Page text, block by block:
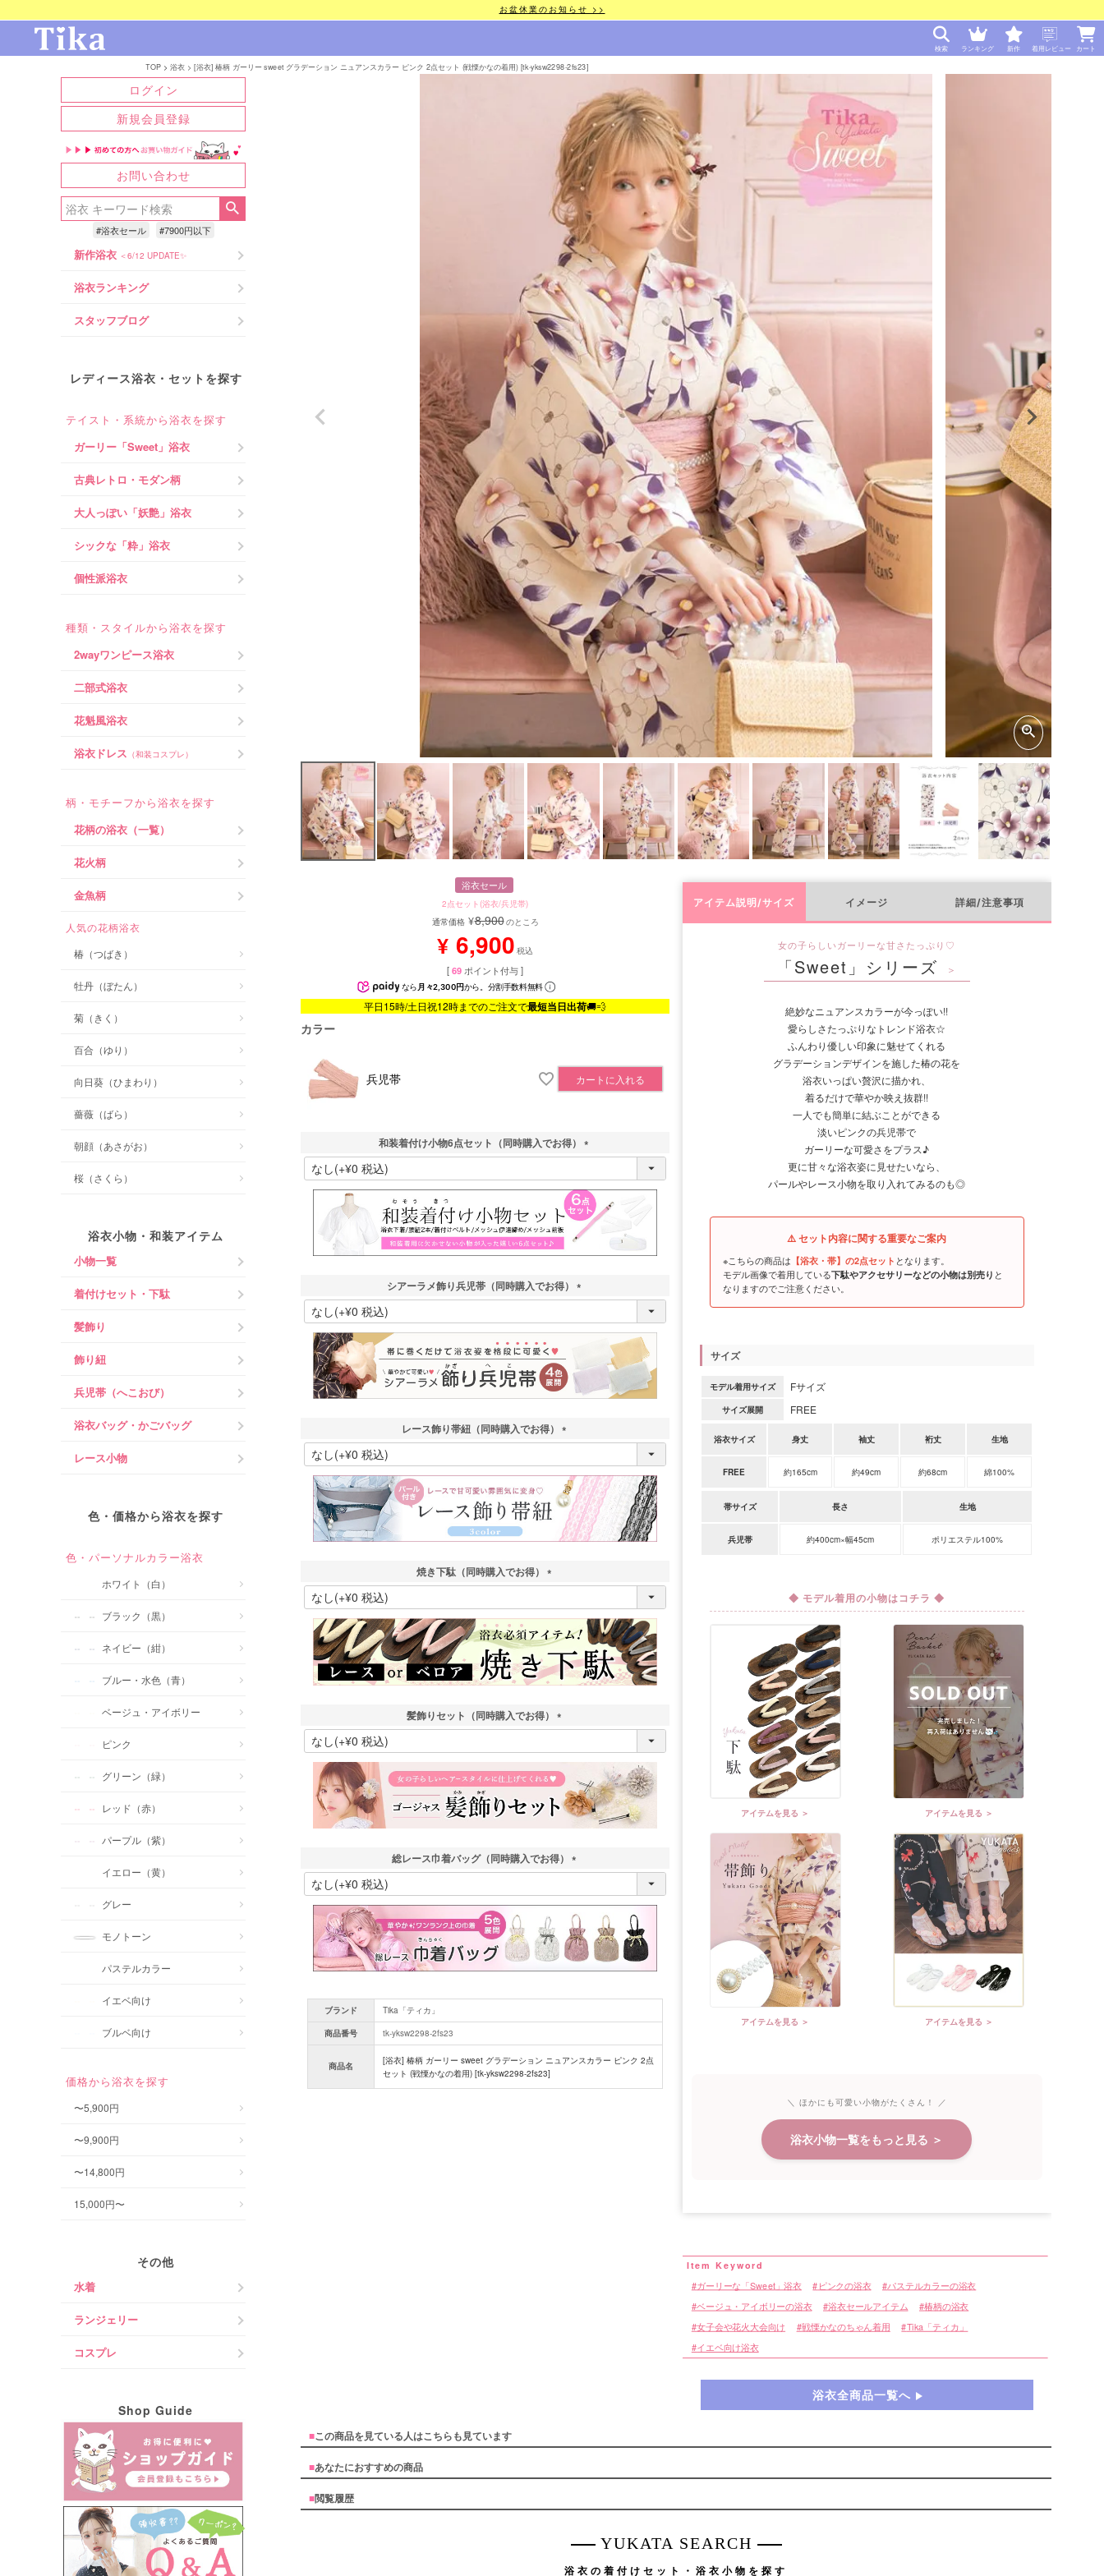
お盆休業のお知らせ >>
検索 ランキング 新作 着用レビュー カート
TOP 浴衣 [浴衣] 椿柄 ガーリー sweet グラデーション ニュアンスカラー ピンク 2点セット (戦慄かなの着用) [tk-yksw2298-2fs23]
ログイン
新規会員登録
お問い合わせ
#浴衣セール #7900円以下
新作浴衣 ＜6/12 UPDATE✨
浴衣ランキング
スタッフブログ
レディース浴衣・セットを探す
テイスト・系統から浴衣を探す
ガーリー「Sweet」浴衣
古典レトロ・モダン柄
大人っぽい「妖艶」浴衣
シックな「粋」浴衣
個性派浴衣
種類・スタイルから浴衣を探す
2wayワンピース浴衣
二部式浴衣
花魁風浴衣
浴衣ドレス （和装コスプレ）
柄・モチーフから浴衣を探す
花柄の浴衣（一覧）
花火柄
金魚柄
人気の花柄浴衣
椿（つばき）
牡丹（ぼたん）
菊（きく）
百合（ゆり）
向日葵（ひまわり）
薔薇（ばら）
朝顔（あさがお）
桜（さくら）
浴衣小物・和装アイテム
小物一覧
着付けセット・下駄
髪飾り
飾り紐
兵児帯（へこおび）
浴衣バッグ・かごバッグ
レース小物
色・価格から浴衣を探す
色・パーソナルカラー浴衣
ホワイト（白）
ブラック（黒）
ネイビー（紺）
ブルー・水色（青）
ベージュ・アイボリー
ピンク
グリーン（緑）
レッド（赤）
パープル（紫）
イエロー（黄）
グレー
モノトーン
パステルカラー
イエベ向け
ブルベ向け
価格から浴衣を探す
〜5,900円
〜9,900円
〜14,800円
15,000円〜
その他
水着
ランジェリー
コスプレ
Shop Guide
浴衣セール
2点セット(浴衣/兵児帯)
通常価格 ¥8,900のところ
¥ 6,900 税込
[69 ポイント付与 ]
なら 月々2,300円から。分割手数料無料
平日15時/土日祝12時までのご注文で最短当日出荷🚚💨
カラー
兵児帯 カートに入れる
和装着付け小物6点セット（同時購入でお得）
(
必
須
)
シアーラメ飾り兵児帯（同時購入でお得）
(
必
須
レース飾り帯紐（同時購入でお得）
(
必
須
)
焼き下駄（同時購入でお得）
(
必
須
)
髪飾りセット（同時購入でお得）
(
必
須
総レース巾着バッグ（同時購入でお得）
(
必
須
)
ブランド
Tika「ティカ」
商品番号
tk-yksw2298-2fs23
商品名
[浴衣] 椿柄 ガーリー sweet グラデーション ニュアンスカラー ピンク 2点
セット (戦慄かなの着用) [tk-yksw2298-2fs23]
アイテム説明/サイズ イメージ 詳細/注意事項
女の子らしいガーリーな甘さたっぷり♡
「Sweet」シリーズ ＞
絶妙なニュアンスカラーが今っぽい!!
愛らしさたっぷりなトレンド浴衣☆
ふんわり優しい印象に魅せてくれる
グラデーションデザインを施した椿の花を
浴衣いっぱい贅沢に描かれ、
着るだけで華やか映え抜群!!
一人でも簡単に結ぶことができる
淡いピンクの兵児帯で
ガーリーな可愛さをプラス♪
更に甘々な浴衣姿に見せたいなら、
パールやレース小物を取り入れてみるのも◎
⚠️ セット内容に関する重要なご案内
※こちらの商品は 【浴衣・帯】の2点セット となります。
モデル画像で着用している下駄やアクセサリーなどの小物は別売り と
なりますのでご注意ください。
サイズ
モデル着用サイズ Fサイズ
サイズ展開 FREE
浴衣サイズ 身丈 袖丈 裄丈 生地
FREE 約165cm 約49cm 約68cm 綿100%
帯サイズ 長さ 生地
兵児帯 約400cm×幅45cm ポリエステル100%
◆ モデル着用の小物はコチラ ◆
アイテムを見る ＞ アイテムを見る ＞
アイテムを見る ＞ アイテムを見る ＞
＼ ほかにも可愛い小物がたくさん！ ／
浴衣小物一覧をもっと見る ＞
ガーリーな「Sweet」浴衣 ピンクの浴衣 パステルカラーの浴衣
ベージュ・アイボリーの浴衣 浴衣セールアイテム 椿柄の浴衣
女子会や花火大会向け 戦慄かなのちゃん着用
Tika「ティカ」
イエベ向け浴衣
浴衣全商品一覧へ
■この商品を見ている人はこちらも見ています
■あなたにおすすめの商品
■閲覧履歴
YUKATA SEARCH
浴衣の着付けセット・浴衣小物を探す